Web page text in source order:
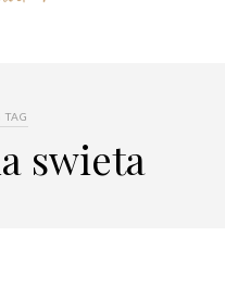
TAG
swieta